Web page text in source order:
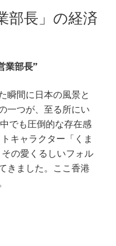
部長」の経済
業部長”
瞬間に日本の風景と
一つが、至る所にい
でも圧倒的な存在感
キャラクター「くま
の愛くるしいフォル
きました。ここ香港